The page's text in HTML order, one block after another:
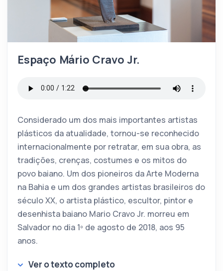
Espaço Mário Cravo Jr.
Considerado um dos mais importantes artistas
plásticos da atualidade, tornou-se reconhecido
internacionalmente por retratar, em sua obra, as
tradições, crenças, costumes e os mitos do
povo baiano. Um dos pioneiros da Arte Moderna
na Bahia e um dos grandes artistas brasileiros do
século XX, o artista plástico, escultor, pintor e
desenhista baiano Mario Cravo Jr. morreu em
Salvador no dia 1º de agosto de 2018, aos 95
anos.
Ver o texto completo